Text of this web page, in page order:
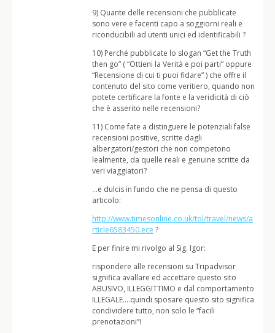
9) Quante delle recensioni che pubblicate
sono vere e facenti capo a soggiorni reali e
riconducibili ad utenti unici ed identificabili ?
10) Perché pubblicate lo slogan “Get the Truth
then go” ( “Ottieni la Verità e poi parti” oppure
“Recensione di cui ti puoi fidare” ) che offre il
contenuto del sito come veritiero, quando non
potete certificare la fonte e la veridicità di ciò
che è asserito nelle recensioni?
11) Come fate a distinguere le potenziali false
recensioni positive, scritte dagli
albergatori/gestori che non competono
lealmente, da quelle reali e genuine scritte da
veri viaggiatori?
…e dulcis in fundo che ne pensa di questo
articolo:
http://www.timesonline.co.uk/tol/travel/news/a
rticle6583450.ece ?
E per finire mi rivolgo al Sig. Igor:
rispondere alle recensioni su Tripadvisor
significa avallare ed accettare questo sito
ABUSIVO, ILLEGGITTIMO e dal comportamento
ILLEGALE….quindi sposare questo sito significa
condividere tutto, non solo le “facili
prenotazioni”!